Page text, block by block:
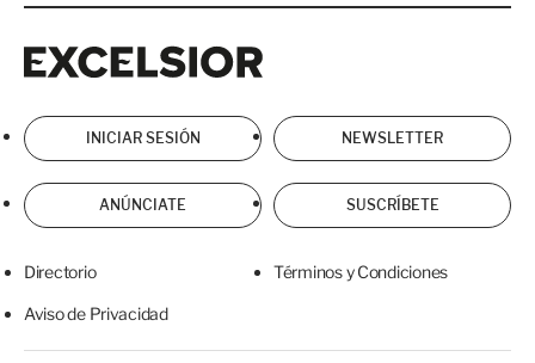
INICIAR SESIÓN NEWSLETTER
ANÚNCIATE SUSCRÍBETE
Directorio Términos y Condiciones
Aviso de Privacidad